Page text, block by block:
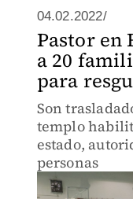
04.02.2022/
Pastor en
a 20
para
Son
templo
estado,
personas